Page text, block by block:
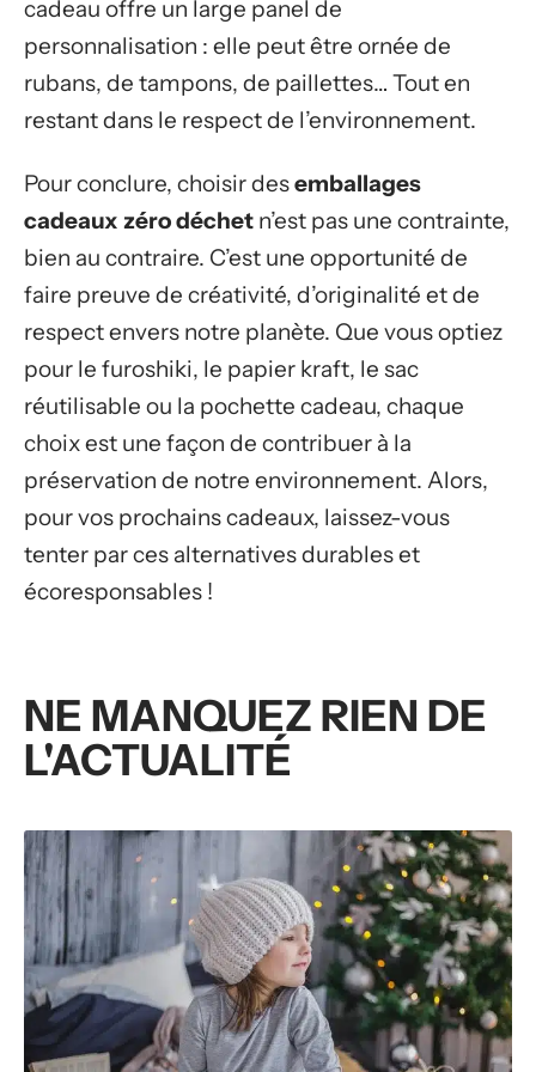
cadeau offre un large panel de
personnalisation : elle peut être ornée de
rubans, de tampons, de paillettes… Tout en
restant dans le respect de l’environnement.
Pour conclure, choisir desemballages
cadeaux zéro déchet n’est pas une contrainte,
bien au contraire. C’est une opportunité de
faire preuve de créativité, d’originalité et de
respect envers notre planète. Que vous optiez
pour le furoshiki, le papier kraft, le sac
réutilisable ou la pochette cadeau, chaque
choix est une façon de contribuer à la
préservation de notre environnement. Alors,
pour vos prochains cadeaux, laissez-vous
tenter par ces alternatives durables et
écoresponsables !
NE MANQUEZ RIEN DE
L'ACTUALITÉ